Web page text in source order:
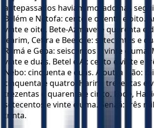
antepassados haviam morado nas
Belém e Netofa: cento e oitenta e oito.
vinte e oito. Bete-Azmavete quarenta e
Jearim, Cefira e Beerote: setecentas e
Ramá e Geba: seiscentos e vinte e
vinte e duas. Betel e Ai: cento e vinte e
Nebo: cinquenta e duas. A outra Elão:
cinquenta e quatro. Harim: trezentas e
trezentas e quarenta e cinco. Lode,
setecentos e vinte e uma. Senaá: três
trinta.